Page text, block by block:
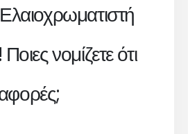
νομίζετε ότι